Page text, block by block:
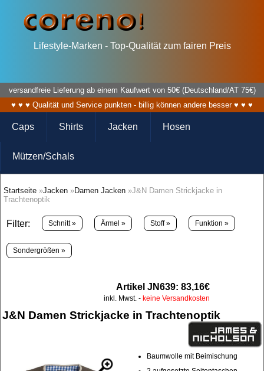
Lifestyle-Marken - Top-Qualität zum fairen Preis
versandfreie Lieferung ab einem Kaufwert von 50€ (Deutschland/AT 75€)
♥ ♥ ♥ Qualität und Service punkten - billig können andere besser ♥ ♥ ♥
Caps Shirts Jacken Hosen
Mützen/Schals
Startseite »Jacken »Damen Jacken »J&N Damen Strickjacke in
Trachtenoptik
Filter: Schnitt » Ärmel » Stoff » Funktion »
Sondergrößen »
Artikel JN639: 83,16€
inkl. Mwst. - keine Versandkosten
J&N Damen Strickjacke in Trachtenoptik
Baumwolle mit Beimischung